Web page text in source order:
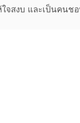
สงบ และเป็นคนช